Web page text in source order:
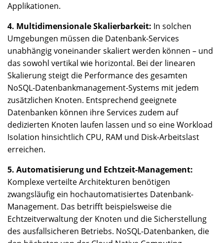
Applikationen.
4. Multidimensionale Skalierbarkeit: In solchen
Umgebungen müssen die Datenbank-Services
unabhängig voneinander skaliert werden können – und
das sowohl vertikal wie horizontal. Bei der linearen
Skalierung steigt die Performance des gesamten
NoSQL-Datenbankmanagement-Systems mit jedem
zusätzlichen Knoten. Entsprechend geeignete
Datenbanken können ihre Services zudem auf
dedizierten Knoten laufen lassen und so eine Workload
Isolation hinsichtlich CPU, RAM und Disk-Arbeitslast
erreichen.
5. Automatisierung und Echtzeit-Management:
Komplexe verteilte Architekturen benötigen
zwangsläufig ein hochautomatisiertes Datenbank-
Management. Das betrifft beispielsweise die
Echtzeitverwaltung der Knoten und die Sicherstellung
des ausfallsicheren Betriebs. NoSQL-Datenbanken, die